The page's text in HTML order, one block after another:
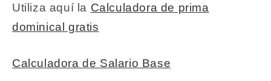
Utiliza aquí la Calculadora de prima
dominical gratis
Calculadora de Salario Base